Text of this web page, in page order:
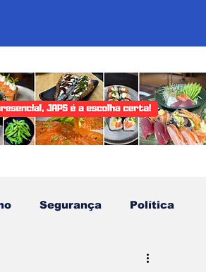
Segurança Política